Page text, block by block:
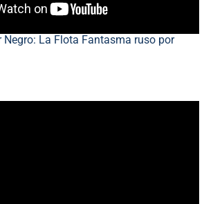
Negro: La Flota Fantasma ruso por